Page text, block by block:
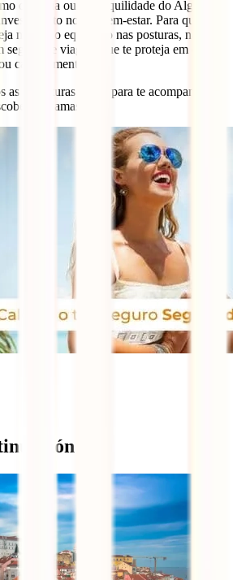
da Índia ou a tranquilidade do Algarve,
no teu bem-estar. Para que a
manter o equilíbrio nas posturas, não te
seguro de viagem que te proteja em caso
cancelamentos.
as coberturas ideais para te acompanhar
Namasté!